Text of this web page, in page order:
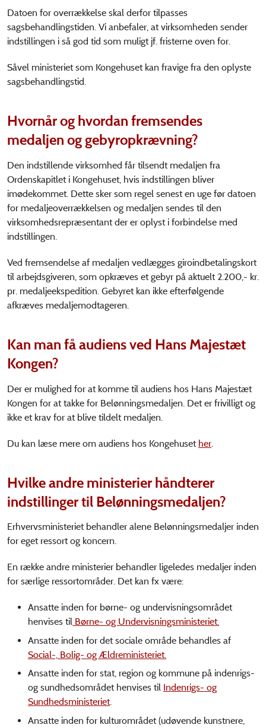
Datoen for overrækkelse skal derfor tilpasses
sagsbehandlingstiden. Vi anbefaler, at virksomheden sender
indstillingen i så god tid som muligt jf. fristerne oven for.
Såvel ministeriet som Kongehuset kan fravige fra den oplyste
sagsbehandlingstid.
Hvornår og hvordan fremsendes
medaljen og gebyropkrævning?
Den indstillende virksomhed får tilsendt medaljen fra
Ordenskapitlet i Kongehuset, hvis indstillingen bliver
imødekommet. Dette sker som regel senest en uge før datoen
for medaljeoverrækkelsen og medaljen sendes til den
virksomhedsrepræsentant der er oplyst i forbindelse med
indstillingen.
Ved fremsendelse af medaljen vedlægges giroindbetalingskort
til arbejdsgiveren, som opkræves et gebyr på aktuelt 2.200,- kr.
pr. medaljeekspedition. Gebyret kan ikke efterfølgende
afkræves medaljemodtageren.
Kan man få audiens ved Hans Majestæt
Kongen?
Der er mulighed for at komme til audiens hos Hans Majestæt
Kongen for at takke for Belønningsmedaljen. Det er frivilligt og
ikke et krav for at blive tildelt medaljen.
Du kan læse mere om audiens hos Kongehuset her
Hvilke andre ministerier håndterer
indstillinger til Belønningsmedaljen?
Erhvervsministeriet behandler alene Belønningsmedaljer inden
for eget ressort og koncern.
En række andre ministerier behandler ligeledes medaljer inden
for særlige ressortområder. Det kan fx være:
Ansatte inden for børne- og undervisningsområdet
henvises til Børne- og Undervisningsministeriet.
Ansatte inden for det sociale område behandles af
Social-, Bolig- og Ældreministeriet.
Ansatte inden for stat, region og kommune på indenrigs-
og sundhedsområdet henvises til Indenrigs- og
Sundhedsministeriet.
Ansatte inden for kulturområdet (udøvende kunstnere,